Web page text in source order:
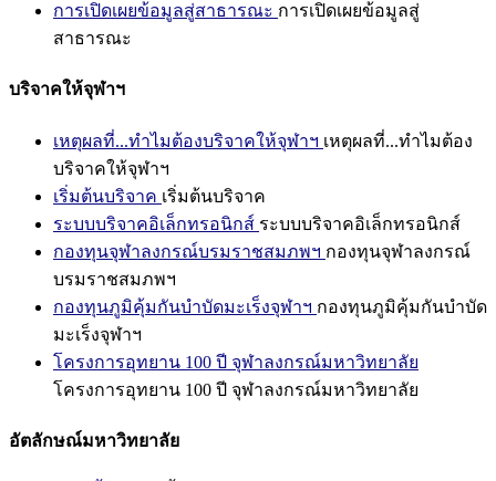
การเปิดเผยข้อมูลสู่สาธารณะ การเปิดเผยข้อมูลสู่
สาธารณะ
บริจาคให้จุฬาฯ
เหตุผลที่...ทำไมต้องบริจาคให้จุฬาฯ เหตุผลที่...ทำไมต้อง
บริจาคให้จุฬาฯ
เริ่มต้นบริจาค เริ่มต้นบริจาค
ระบบบริจาคอิเล็กทรอนิกส์ ระบบบริจาคอิเล็กทรอนิกส์
กองทุนจุฬาลงกรณ์บรมราชสมภพฯ กองทุนจุฬาลงกรณ์
บรมราชสมภพฯ
กองทุนภูมิคุ้มกันบำบัดมะเร็งจุฬาฯ กองทุนภูมิคุ้มกันบำบัด
มะเร็งจุฬาฯ
โครงการอุทยาน 100 ปี จุฬาลงกรณ์มหาวิทยาลัย
โครงการอุทยาน 100 ปี จุฬาลงกรณ์มหาวิทยาลัย
อัตลักษณ์มหาวิทยาลัย